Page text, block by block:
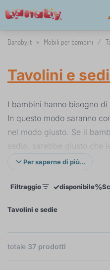
Banaby.it » Mobili per bambini /
Tavolini e
I bambini hanno bisogno
In questo modo saranno
nel modo giusto. Se il
sedia, sarebbe giusto che
terra, i gomiti il tavolo.
sedie, ti aiuterà a creare
Per saperne di più...
Filtraggio ✓disponibile%
Tavolini e sedie
totale 37 prodotti